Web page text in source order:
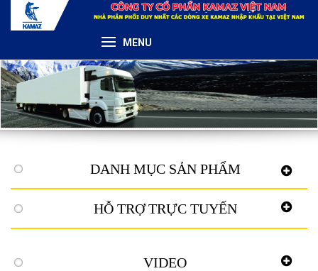
MENU
DANH MỤC SẢN PHẨM
HỖ TRỢ TRỰC TUYẾN
VIDEO